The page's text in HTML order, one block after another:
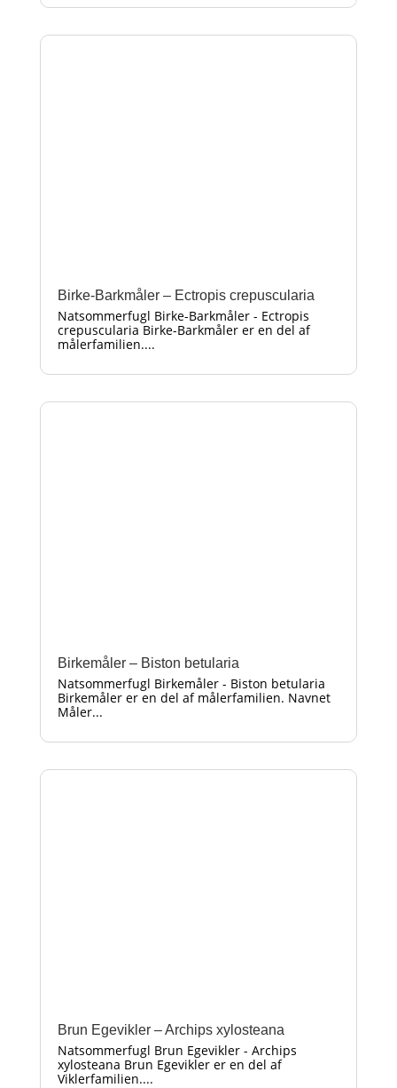
Birke-Barkmåler – Ectropis crepuscularia
Natsommerfugl Birke-Barkmåler - Ectropis
crepuscularia Birke-Barkmåler er en del af
målerfamilien....
Birkemåler – Biston betularia
Natsommerfugl Birkemåler - Biston betularia
Birkemåler er en del af målerfamilien. Navnet
Måler...
Brun Egevikler – Archips xylosteana
Natsommerfugl Brun Egevikler - Archips
xylosteana Brun Egevikler er en del af
Viklerfamilien....